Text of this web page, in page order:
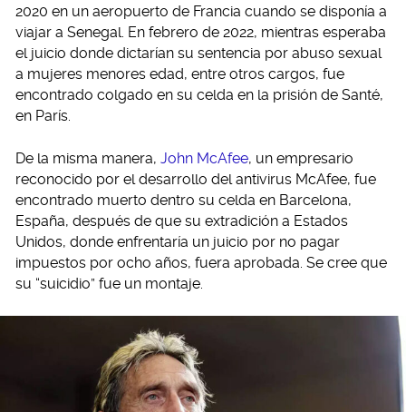
2020 en un aeropuerto de Francia cuando se disponía a
viajar a Senegal. En febrero de 2022, mientras esperaba
el juicio donde dictarían su sentencia por abuso sexual
a mujeres menores edad, entre otros cargos, fue
encontrado colgado en su celda en la prisión de Santé,
en París.
De la misma manera, John McAfee, un empresario
reconocido por el desarrollo del antivirus McAfee, fue
encontrado muerto dentro su celda en Barcelona,
España, después de que su extradición a Estados
Unidos, donde enfrentaría un juicio por no pagar
impuestos por ocho años, fuera aprobada. Se cree que
su “suicidio” fue un montaje.